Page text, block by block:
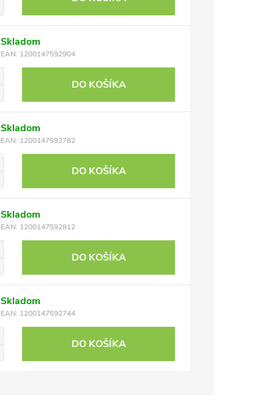
Skladom
EAN: 1200147592904
DO KOŠÍKA
Skladom
EAN: 1200147592782
DO KOŠÍKA
Skladom
EAN: 1200147592812
DO KOŠÍKA
Skladom
EAN: 1200147592744
DO KOŠÍKA